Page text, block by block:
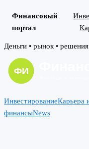
Финансовый
портал
Skip
content
Деньги • рынок • решения
ИнвестированиеКарьера
финансыNews